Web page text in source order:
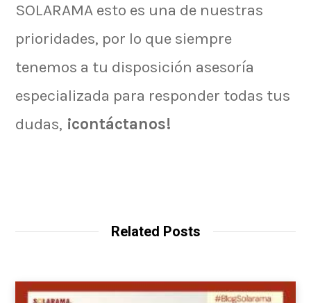
SOLARAMA esto es una de nuestras
prioridades, por lo que siempre
tenemos a tu disposición asesoría
especializada para responder todas tus
dudas, ¡contáctanos!
Related Posts